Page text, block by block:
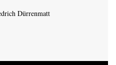
Dürrenmatt